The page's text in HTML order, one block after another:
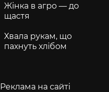
Жінка в агро — до
щастя
Хвала рукам, що
пахнуть хлібом
Реклама на сайті